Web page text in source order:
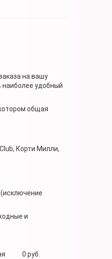
на вашу
удобный
общая
Корти Милли,
и
0 руб.